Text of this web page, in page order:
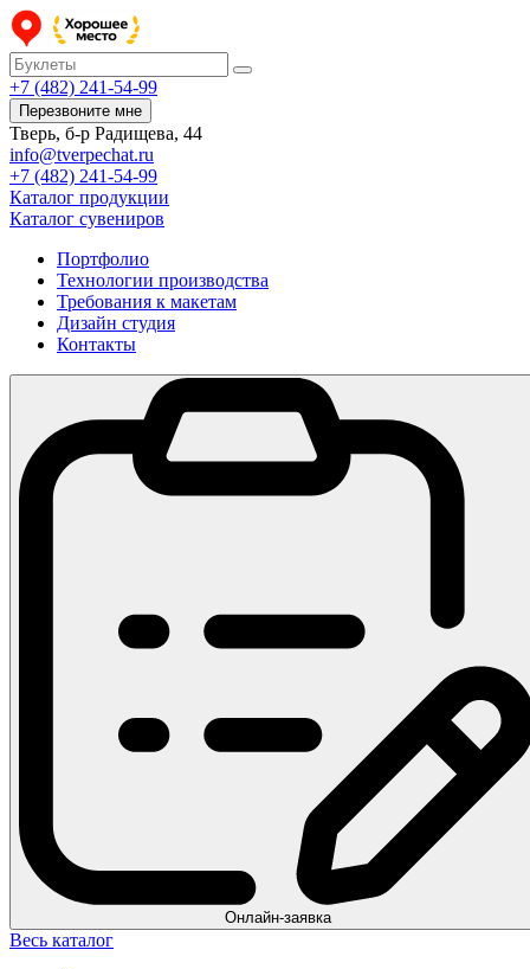
+7 (482) 241-54-99
Перезвоните мне
Тверь, б-р Радищева, 44
info@tverpechat.ru
+7 (482) 241-54-99
Каталог продукции
Каталог сувениров
Портфолио
Технологии производства
Требования к макетам
Дизайн студия
Контакты
Онлайн-заявка
Весь каталог